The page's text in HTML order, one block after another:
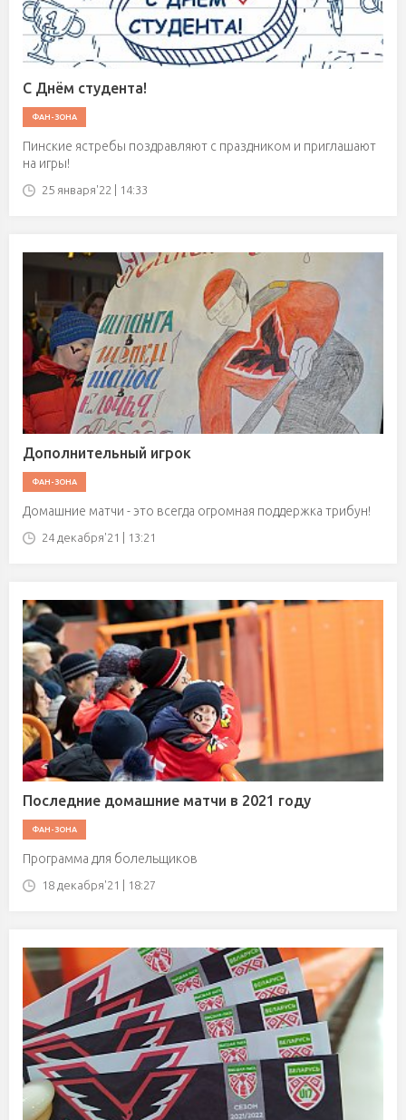
С Днём студента!
ФАН-ЗОНА
Пинские ястребы поздравляют с праздником и приглашают
на игры!
25 января'22 | 14:33
Дополнительный игрок
ФАН-ЗОНА
Домашние матчи - это всегда огромная поддержка трибун!
24 декабря'21 | 13:21
Последние домашние матчи в 2021 году
ФАН-ЗОНА
Программа для болельщиков
18 декабря'21 | 18:27